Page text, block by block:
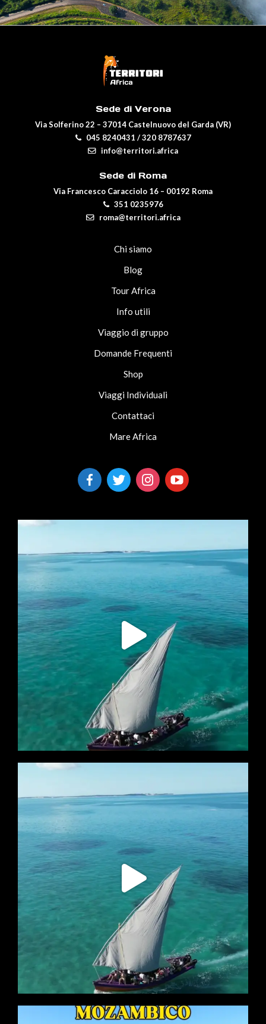
Sede di Verona
Via Solferino 22 – 37014 Castelnuovo del Garda (VR)
045 8240431 /320 8787637
info@territori.africa
Sede di Roma
Via Francesco Caracciolo 16 – 00192 Roma
351 0235976
roma@territori.africa
Chi siamo
Blog
Tour Africa
Info utili
Viaggio di gruppo
Domande Frequenti
Shop
Viaggi Individuali
Contattaci
Mare Africa
facebook-
alt
twitter instagramyoutube